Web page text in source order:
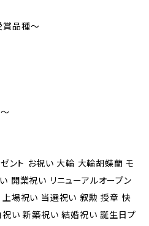
賞品種～
ント お祝い 大輪 大輪胡蝶蘭 モ
開業祝い リニューアルオープン
場祝い 当選祝い 叙勲 授章 快
い 新築祝い 結婚祝い 誕生日プ